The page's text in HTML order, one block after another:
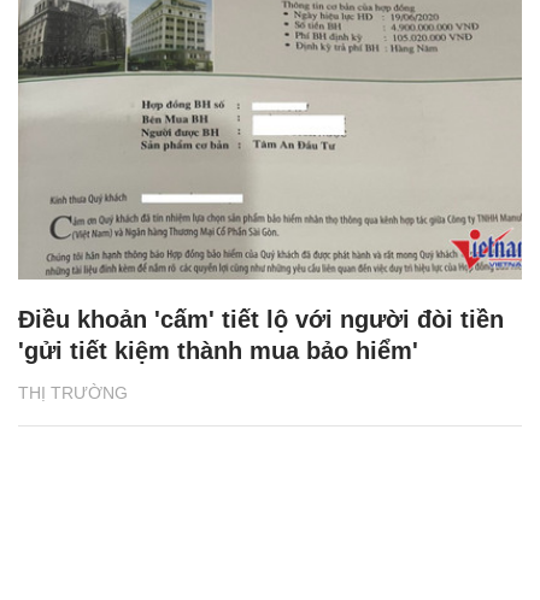
THỊ TRƯỜNG
Điều khoản 'cấm' tiết lộ với người đòi tiền
'gửi tiết kiệm thành mua bảo hiểm'